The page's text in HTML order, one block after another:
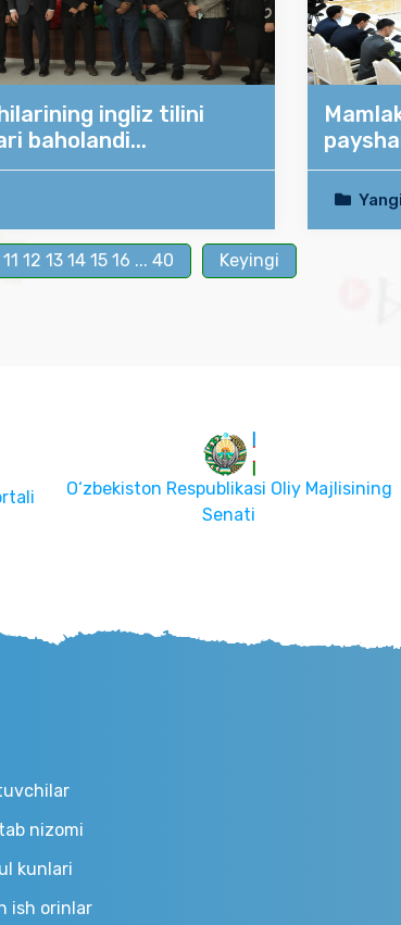
ingliz tilini
baholandi...
11 12 13 14 15 16 ... 40 Keyingi
O‘zbekiston Respublikasi Oliy Majlisining
Senati
nizomi
kunlari
ish orinlar